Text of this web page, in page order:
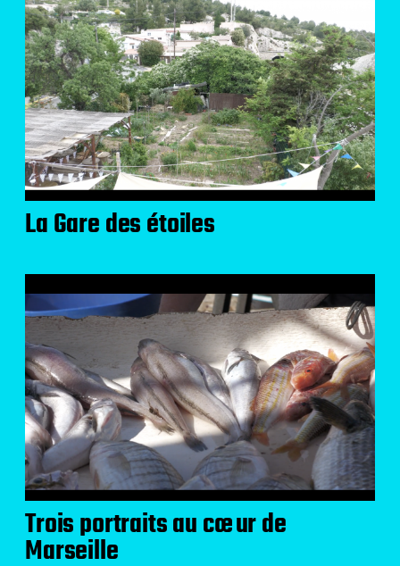
La Gare des étoiles
Trois portraits au cœur de
Marseille